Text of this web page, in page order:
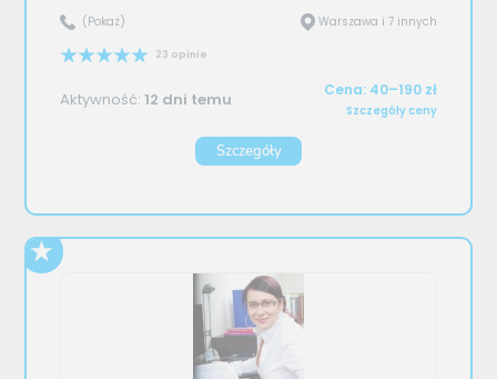
(Pokaż) Warszawa i 7 innych
23 opinie
Aktywność:12 dni temu Cena: 40–190 zł
Szczegóły ceny
Szczegóły